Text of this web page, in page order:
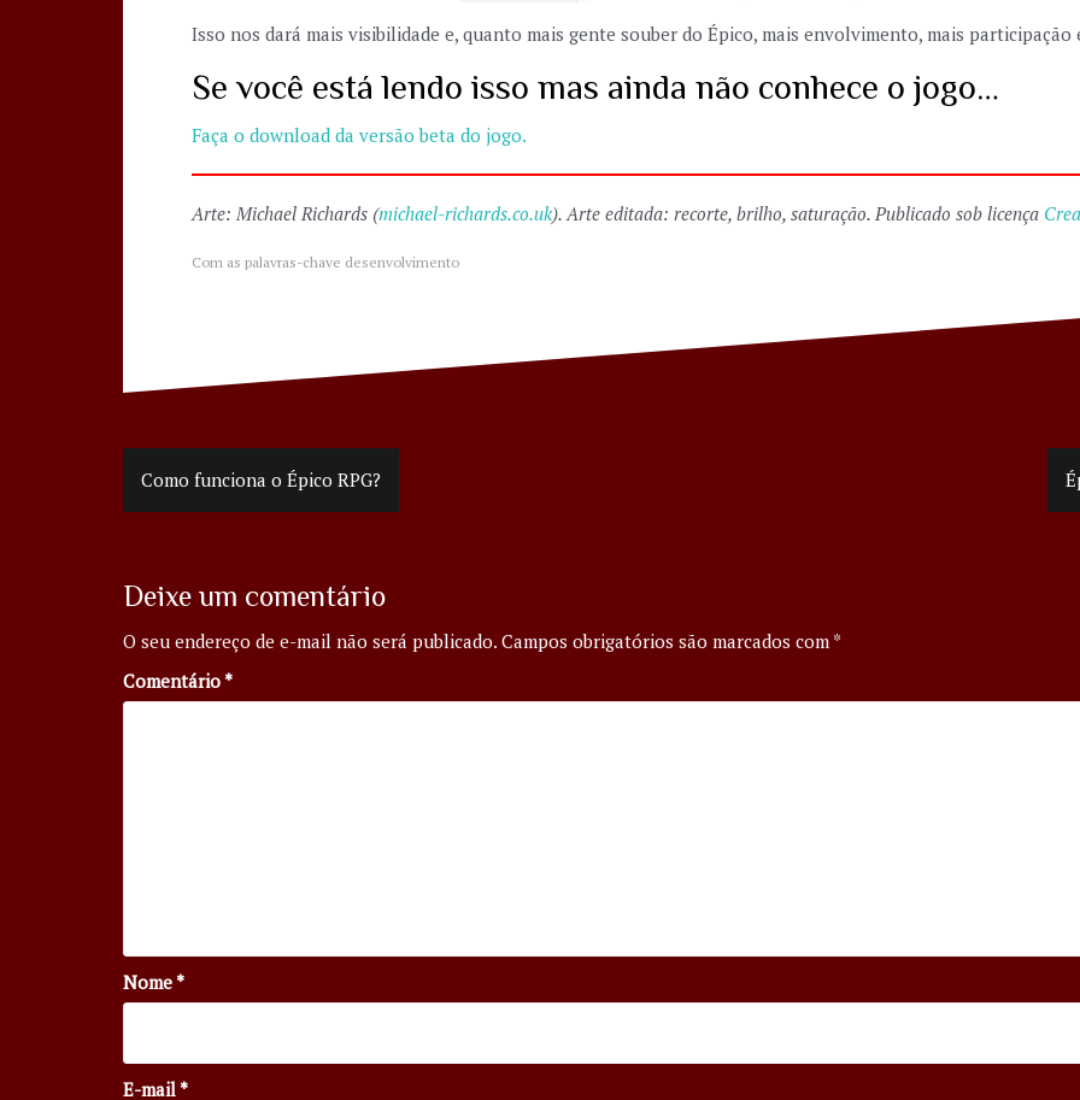
Isso nos dará mais visibilidade e, quanto mais gente souber do Épico, mais envolvimento, mais
Se você está lendo isso mas ainda não conhece o jogo…
Faça o download da versão beta do jogo.
Arte: Michael Richards (michael-richards.co.uk). Arte editada: recorte, brilho, saturação. Publicado sob licença
Com as palavras-chave desenvolvimento
Navegação
deComo funciona o Épico RPG?
Deixe um comentário
O seu endereço de e-mail não será publicado. Campos obrigatórios são marcados com *
Comentário *
Nome *
E-mail *